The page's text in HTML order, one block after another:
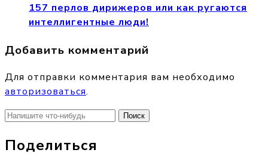
157 перлов дирижеров или как ругаются
интеллигентные люди!
Добавить комментарий
Для отправки комментария вам необходимо
авторизоваться.
Найти:
Поделиться